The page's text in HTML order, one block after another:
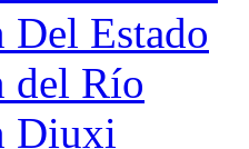
Del Estado
del Río
Diuxi